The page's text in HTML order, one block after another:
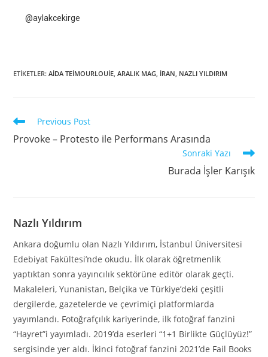
@aylakcekirge
ETIKETLER:AİDA TEİMOURLOUİE ARALIK MAG İRAN NAZLI YILDIRIM
Previous Post
Provoke – Protesto ile Performans Arasında
Sonraki Yazı
Burada İşler Karışık
Nazlı Yıldırım
Ankara doğumlu olan Nazlı Yıldırım, İstanbul Üniversitesi
Edebiyat Fakültesi’nde okudu. İlk olarak öğretmenlik
yaptıktan sonra yayıncılık sektörüne editör olarak geçti.
Makaleleri, Yunanistan, Belçika ve Türkiye’deki çeşitli
dergilerde, gazetelerde ve çevrimiçi platformlarda
yayımlandı. Fotoğrafçılık kariyerinde, ilk fotoğraf fanzini
“Hayret”i yayımladı. 2019’da eserleri “1+1 Birlikte Güçlüyüz!”
sergisinde yer aldı. İkinci fotoğraf fanzini 2021’de Fail Books